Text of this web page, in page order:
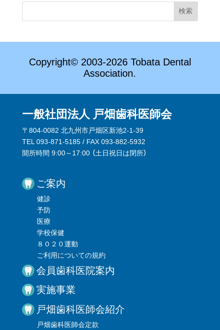
Copyright© 2003-2026 Tobata Dental
Association.
一般社団法人 戸畑歯科医師会
〒804-0082 北九州市戸畑区新池2-1-39
TEL 093-871-5185 / FAX 093-882-5932
開所時間 9:00～17:00 （土日祝日は閉所）
ご案内
健診
予防
医療
学校保健
８０２０運動
ご利用についての規約
会員歯科医院案内
実施事業
戸畑歯科医師会紹介
戸畑歯科医師会定款